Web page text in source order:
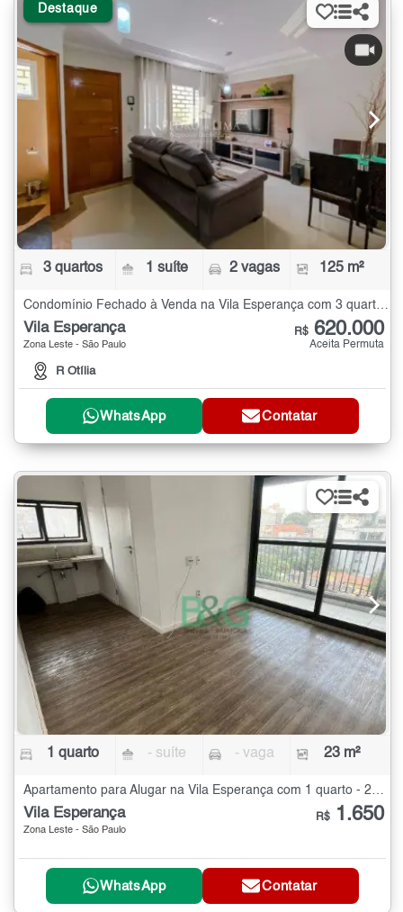
Destaque
3 quartos 1 suíte 2 vagas 125 m²
Condomínio Fechado à Venda na Vila Esperança com 3 quartos - 125 m²
Vila Esperança
Zona Leste - São Paulo
R Otília
R$ 620.000
Aceita Permuta
WhatsApp Contatar
1 quarto - suíte - vaga 23 m²
Apartamento para Alugar na Vila Esperança com 1 quarto - 23 m²
Vila Esperança
Zona Leste - São Paulo
R$ 1.650
WhatsApp Contatar